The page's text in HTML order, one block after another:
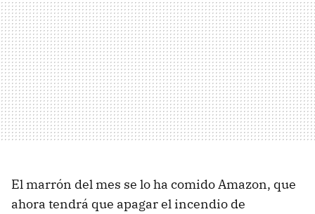
El marrón del mes se lo ha comido Amazon, que
ahora tendrá que apagar el incendio de